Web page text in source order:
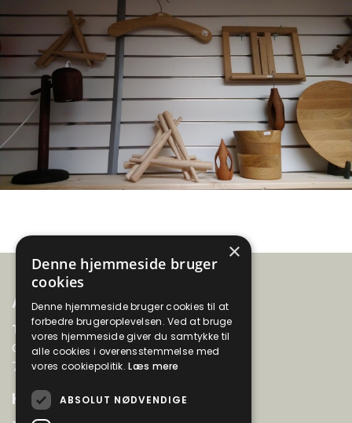
Adresse
Thyboernes Aftenskole
Gyvelvænget 99
7730 Hanstholm
Kontakt
×
Denne hjemmeside bruger
cookies
Denne hjemmeside bruger cookies til at
forbedre brugeroplevelsen. Ved at bruge
vores hjemmeside giver du samtykke til
alle cookies i overensstemmelse med
vores cookiepolitik.Læs mere
ABSOLUT NØDVENDIGE